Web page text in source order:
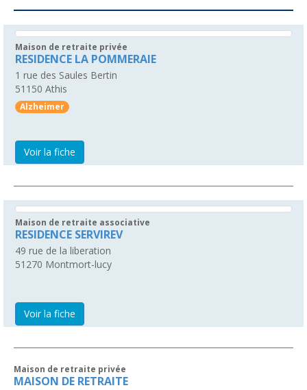
Maison de retraite privée
RESIDENCE LA POMMERAIE
1 rue des Saules Bertin
51150 Athis
Alzheimer
Voir la fiche
Maison de retraite associative
RESIDENCE SERVIREV
49 rue de la liberation
51270 Montmort-lucy
Voir la fiche
Maison de retraite privée
MAISON DE RETRAITE